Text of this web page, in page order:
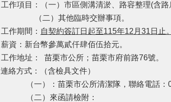
工作項目：（一）市區側溝清淤、路容整理(含路
（二）其他臨時交辦事項。
工作期間： 自契約簽訂日起至115年12 月 31 日 止。
薪資：新台幣參萬貳仟肆佰伍拾元。
工作地址： 苗栗市公所；苗栗市府前路76號。
連絡方式：（含檢具文件）
（一）：苗栗市公所清潔隊，聯絡電話：
（二）來函請檢附：